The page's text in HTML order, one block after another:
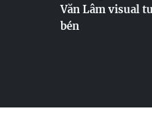
Văn Lâm visual
bén